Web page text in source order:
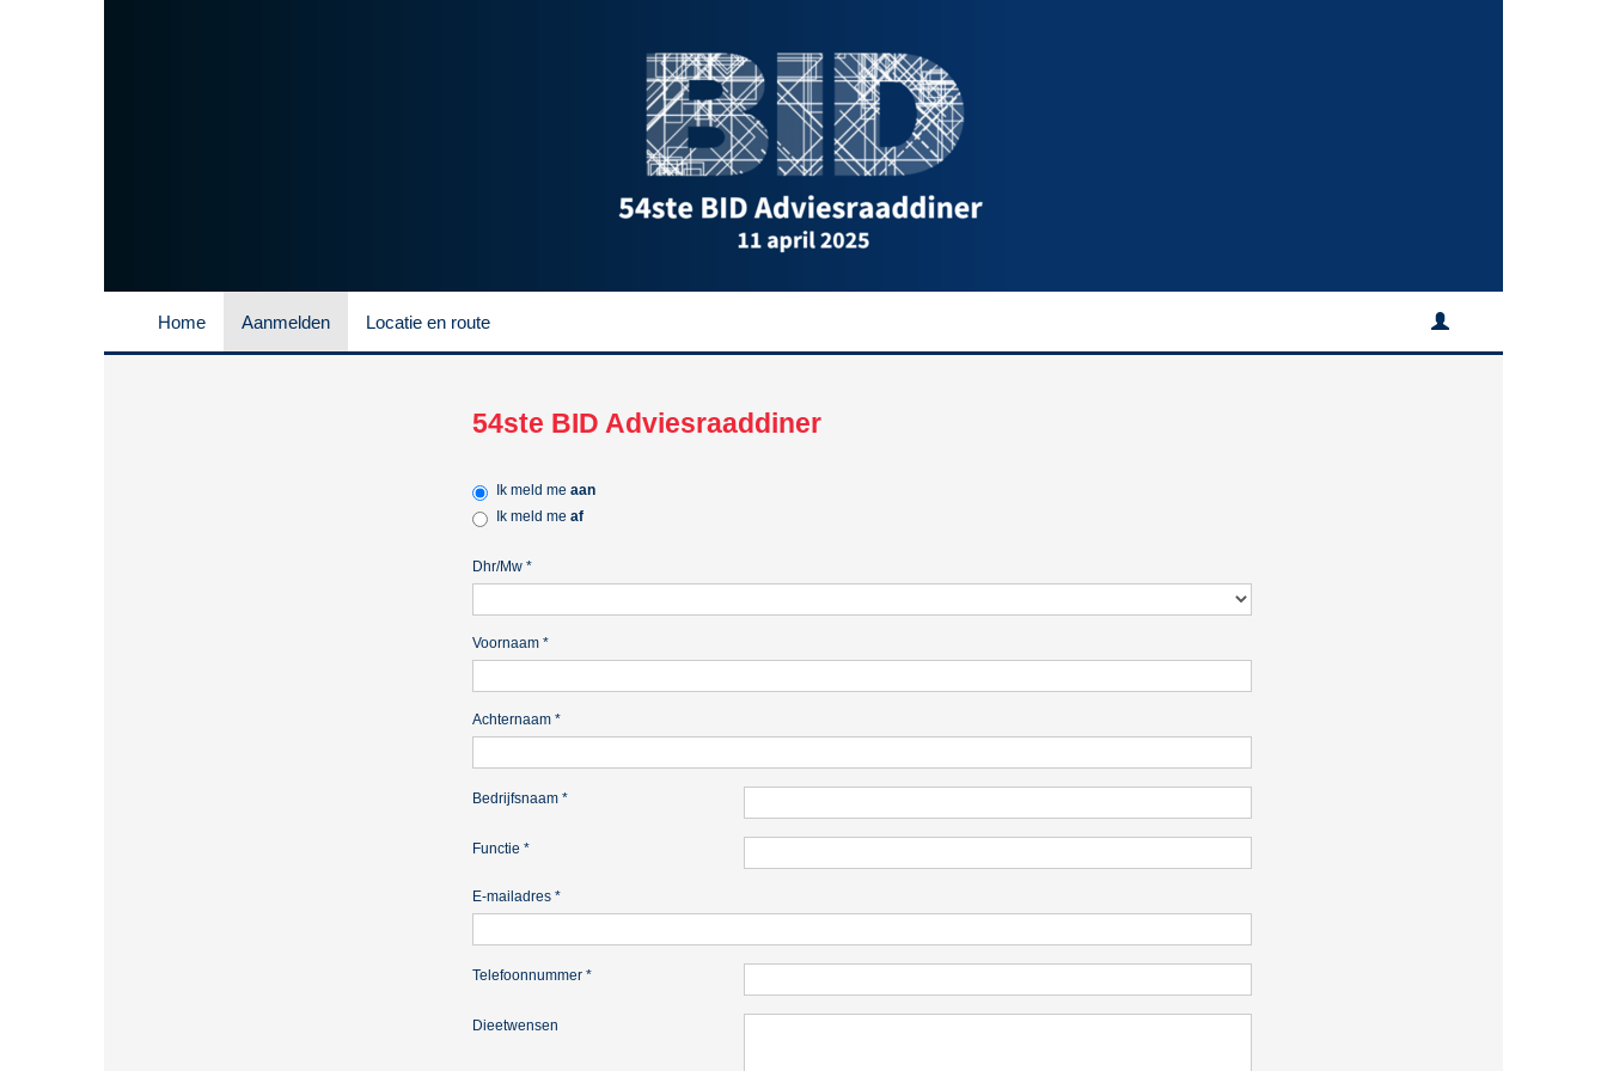
Home Aanmelden Locatie en route
54ste BID Adviesraaddiner
Ik meld me aan
Ik meld me af
Dhr/Mw*
Voornaam*
Achternaam*
Bedrijfsnaam*
Functie *
E-mailadres*
Telefoonnummer*
Dieetwensen